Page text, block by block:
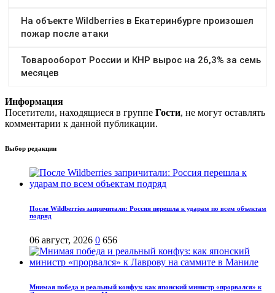
Информация
Посетители, находящиеся в группе Гости, не могут оставлять
комментарии к данной публикации.
Выбор редакции
После Wildberries запричитали: Россия перешла к ударам по всем объектам
подряд
06 август, 2026 0 656
Мнимая победа и реальный конфуз: как японский министр «прорвался» к